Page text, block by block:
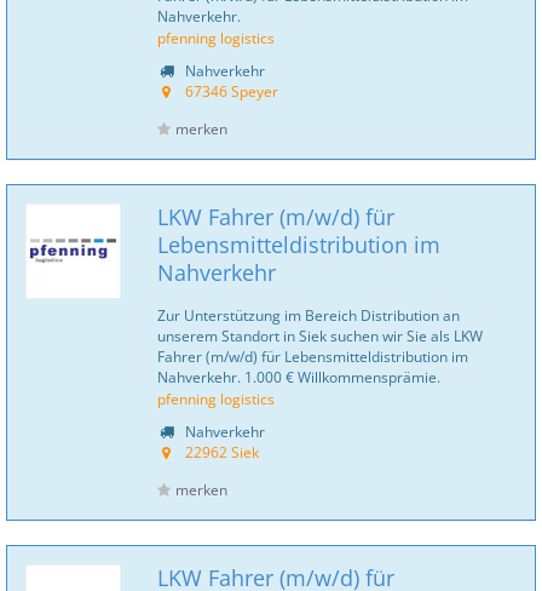
Nahverkehr.
pfenning logistics
Nahverkehr
67346 Speyer
merken
LKW Fahrer (m/w/d) für
Lebensmitteldistribution im
Nahverkehr
Zur Unterstützung im Bereich Distribution an
unserem Standort in Siek suchen wir Sie als LKW
Fahrer (m/w/d) für Lebensmitteldistribution im
Nahverkehr. 1.000 € Willkommensprämie.
pfenning logistics
Nahverkehr
22962 Siek
merken
LKW Fahrer (m/w/d) für